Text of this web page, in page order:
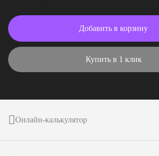
Добавить в корзину
Купить в 1 клик
Онлайн-калькулятор